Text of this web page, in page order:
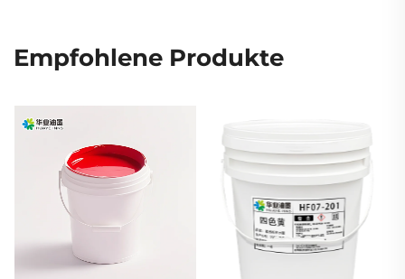
Empfohlene Produkte